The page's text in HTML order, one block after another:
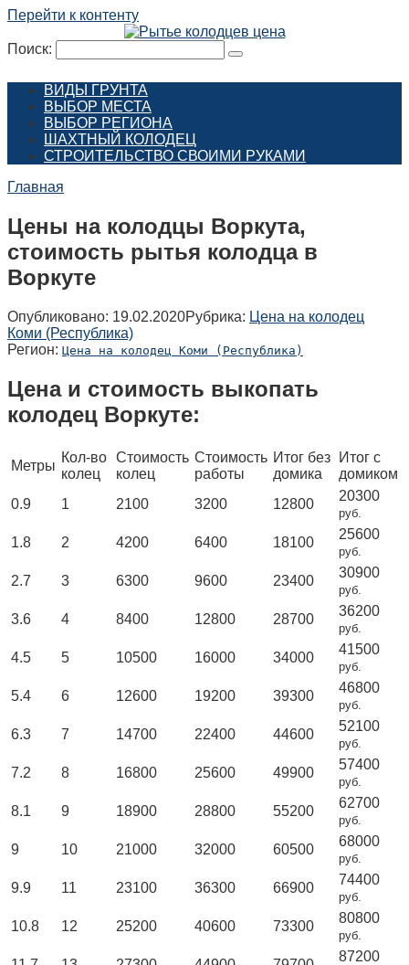
Перейти к контенту
Поиск:
ВИДЫ ГРУНТА
ВЫБОР МЕСТА
ВЫБОР РЕГИОНА
ШАХТНЫЙ КОЛОДЕЦ
СТРОИТЕЛЬСТВО СВОИМИ РУКАМИ
Главная
Цены на колодцы Воркута,
стоимость рытья колодца в
Воркуте
Опубликовано: 19.02.2020Рубрика: Цена на колодец
Коми (Республика)
Регион: Цена на колодец Коми (Республика)
Цена и стоимость выкопать
колодец Воркуте:
Метры
Кол-во
колец
Стоимость
колец
Стоимость
работы
Итог без
домика
Итог с
домиком
0.9
1 2100 3200 12800
20300
руб.
1.8 2 4200 6400 18100
25600
руб.
2.7 3 6300 9600 23400
30900
руб.
3.6 4 8400 12800 28700
36200
руб.
4.5 5 10500 16000 34000
41500
руб.
5.4 6 12600 19200 39300
46800
руб.
6.3 7 14700 22400 44600
52100
руб.
7.2 8 16800 25600 49900
57400
руб.
8.1 9 18900 28800 55200
62700
руб.
9 10 21000 32000 60500
68000
руб.
9.9 11 23100 36300 66900
74400
руб.
10.8 12 25200 40600 73300
80800
руб.
87200